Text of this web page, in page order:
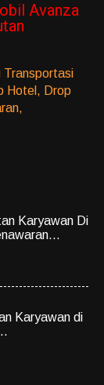
Avanza
Transportasi
Hotel, Drop
Karyawan Di
Karyawan di